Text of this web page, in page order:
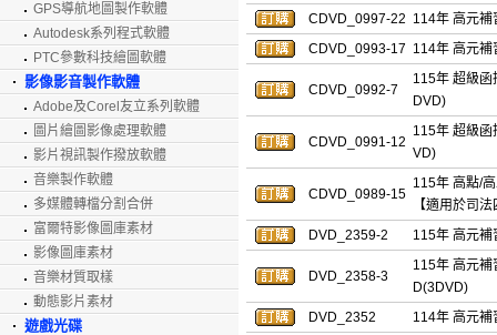
GPS導航地圖製作軟體
Autodesk系列程式軟體
PTC參數科技繪圖軟體
影像影音製作軟體
Adobe及Corel友立系列軟體
圖片繪圖影像處理軟體
影片視訊製作撥放軟體
音樂製作軟體
多媒體轉檔分割合併
富爾特影像圖庫素材
影像圖庫素材
音樂材質取樣
動態影片素材
遊戲光碟
CDVD_0997-22 114年 高元
CDVD_0993-17 114年 高元
CDVD_0992-7
115年 超級函
DVD)
CDVD_0991-12
115年 超級函
VD)
CDVD_0989-15
115年 高點/
【適用於司
DVD_2359-2
115年 高元補
DVD_2358-3
115年 高元補
D(3DVD)
DVD_2352
114年 高元補